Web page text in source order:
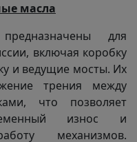
масла
для
включая коробку
и ведущие мосты. Их
трения между
что позволяет
износ и
механизмов.